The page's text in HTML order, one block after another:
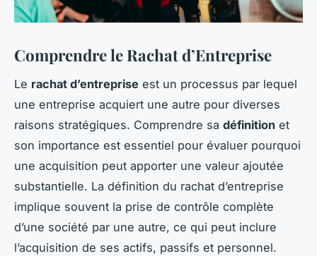
Comprendre le Rachat d’Entreprise
Le rachat d’entreprise est un processus par lequel
une entreprise acquiert une autre pour diverses
raisons stratégiques. Comprendre sa définition et
son importance est essentiel pour évaluer pourquoi
une acquisition peut apporter une valeur ajoutée
substantielle. La définition du rachat d’entreprise
implique souvent la prise de contrôle complète
d’une société par une autre, ce qui peut inclure
l’acquisition de ses actifs, passifs et personnel.